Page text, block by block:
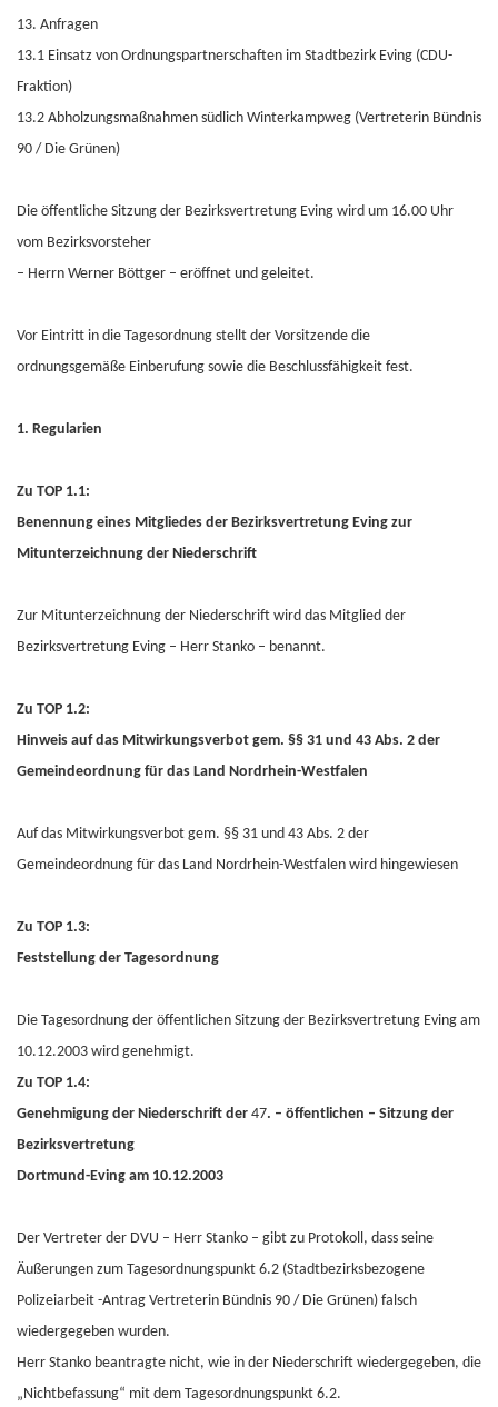
13. Anfragen
13.1 Einsatz von Ordnungspartnerschaften im Stadtbezirk Eving (CDU-
Fraktion)
13.2 Abholzungsmaßnahmen südlich Winterkampweg (Vertreterin Bündnis
90 / Die Grünen)
Die öffentliche Sitzung der Bezirksvertretung Eving wird um 16.00 Uhr
vom Bezirksvorsteher
– Herrn Werner Böttger – eröffnet und geleitet.
Vor Eintritt in die Tagesordnung stellt der Vorsitzende die
ordnungsgemäße Einberufung sowie die Beschlussfähigkeit fest.
1. Regularien
Zu TOP 1.1:
Benennung eines Mitgliedes der Bezirksvertretung Eving zur
Mitunterzeichnung der Niederschrift
Zur Mitunterzeichnung der Niederschrift wird das Mitglied der
Bezirksvertretung Eving – Herr Stanko – benannt.
Zu TOP 1.2:
Hinweis auf das Mitwirkungsverbot gem. §§ 31 und 43 Abs. 2 der
Gemeindeordnung für das Land Nordrhein-Westfalen
Auf das Mitwirkungsverbot gem. §§ 31 und 43 Abs. 2 der
Gemeindeordnung für das Land Nordrhein-Westfalen wird hingewiesen
Zu TOP 1.3:
Feststellung der Tagesordnung
Die Tagesordnung der öffentlichen Sitzung der Bezirksvertretung Eving am
10.12.2003 wird genehmigt.
Zu TOP 1.4:
Genehmigung der Niederschrift der 47. – öffentlichen – Sitzung der
Bezirksvertretung
Dortmund-Eving am 10.12.2003
Der Vertreter der DVU – Herr Stanko – gibt zu Protokoll, dass seine
Äußerungen zum Tagesordnungspunkt 6.2 (Stadtbezirksbezogene
Polizeiarbeit -Antrag Vertreterin Bündnis 90 / Die Grünen) falsch
wiedergegeben wurden.
Herr Stanko beantragte nicht, wie in der Niederschrift wiedergegeben, die
„Nichtbefassung“ mit dem Tagesordnungspunkt 6.2.